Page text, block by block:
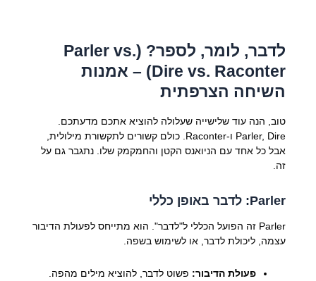
לדבר, לומר, לספר? (Parler vs.
Dire vs. Raconter) – אמנות
השיחה הצרפתית
טוב, הנה עוד שלישייה שעלולה להוציא אתכם מדעתכם.
Parler, Dire ו-Raconter. כולם קשורים לתקשורת מילולית,
אבל כל אחד עם הניואנס הקטן והחמקמק שלו. נתגבר גם על
זה.
Parler: לדבר באופן כללי
Parler זה הפועל הכללי ל"לדבר". הוא מתייחס לפעולת הדיבור
עצמה, ליכולת לדבר, או לשימוש בשפה.
פעולת הדיבור: פשוט לדבר, להוציא מילים מהפה.